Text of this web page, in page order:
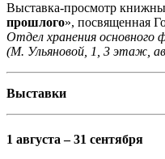
Выставка-просмотр
прошлого», посвященная
Отдел хранения основного
(М. Ульяновой, 1, 3 этаж,
Выставки
1 августа – 31 сентября